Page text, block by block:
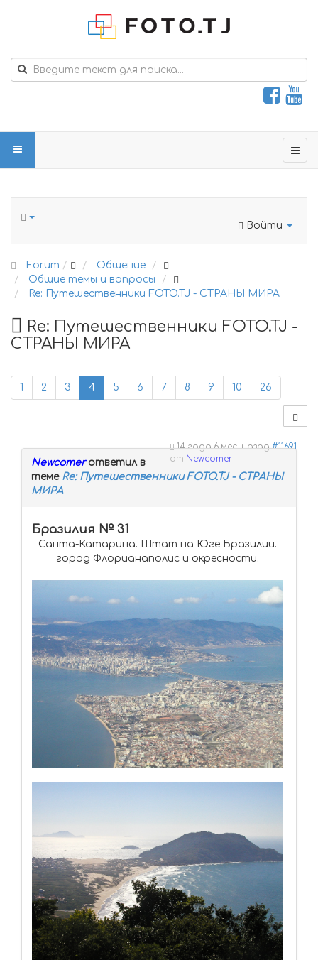
Войти
Forum
Общение
Общие темы и вопросы
Re: Путешественники FOTO.TJ - СТРАНЫ МИРА
Re: Путешественники FOTO.TJ -
СТРАНЫ МИРА
1 2 3 4 5 6 7 8 9 10 26
14 года 6 мес. назад #11691
от Newcomer
Newcomerответил в
теме Re: Путешественники FOTO.TJ - СТРАНЫ
МИРА
Бразилия № 31
Санта-Катарина. Штат на Юге Бразилии.
город Флорианаполис и окресности.